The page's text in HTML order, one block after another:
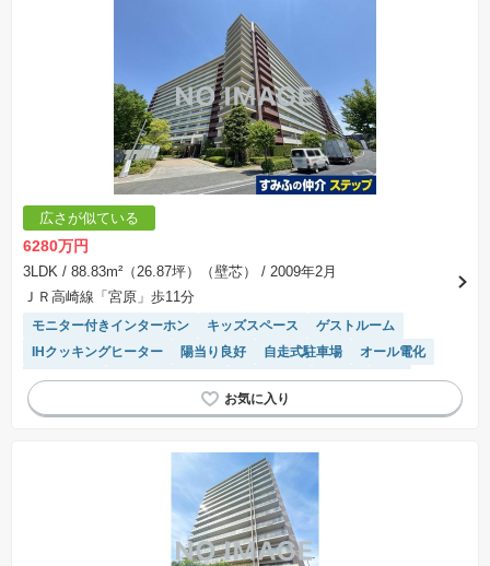
広さが似ている
6280万円
3LDK / 88.83m²（26.87坪）（壁芯）
/ 2009年2月
ＪＲ高崎線「宮原」歩11分
モニター付きインターホン キッズスペース
ゲストルーム
IHクッキングヒーター
陽当り良好 自走式駐車場
オール電化
ペット相談
システムキッチン 駐車場空き 床暖房
WIC
駐車場(普通車)あり
浴室乾燥機 宅配ボックス